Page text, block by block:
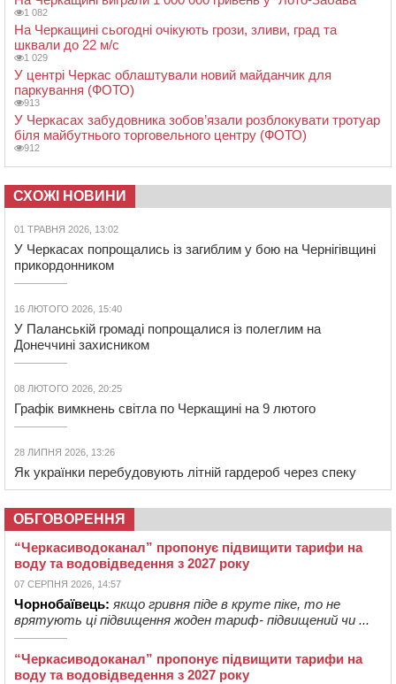
1 082
На Черкащині сьогодні очікують грози, зливи, град та
шквали до 22 м/с
1 029
У центрі Черкас облаштували новий майданчик для
паркування (ФОТО)
913
У Черкасах забудовника зобов’язали розблокувати тротуар
біля майбутнього торговельного центру (ФОТО)
912
СХОЖІ НОВИНИ
01 ТРАВНЯ 2026, 13:02
У Черкасах попрощались із загиблим у бою на Чернігівщині
прикордонником
16 ЛЮТОГО 2026, 15:40
У Паланській громаді попрощалися із полеглим на
Донеччині захисником
08 ЛЮТОГО 2026, 20:25
Графік вимкнень світла по Черкащині на 9 лютого
28 ЛИПНЯ 2026, 13:26
Як українки перебудовують літній гардероб через спеку
ОБГОВОРЕННЯ
“Черкасиводоканал” пропонує підвищити тарифи на
воду та водовідведення з 2027 року
07 СЕРПНЯ 2026, 14:57
Чорнобаївець: якщо гривня піде в круте піке, то не
врятують ці підвищення жоден тариф- підвищений чи ...
“Черкасиводоканал” пропонує підвищити тарифи на
воду та водовідведення з 2027 року